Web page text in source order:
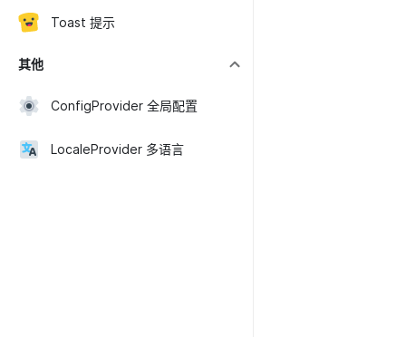
Toast 提示
其他
ConfigProvider 全局配置
LocaleProvider 多语言